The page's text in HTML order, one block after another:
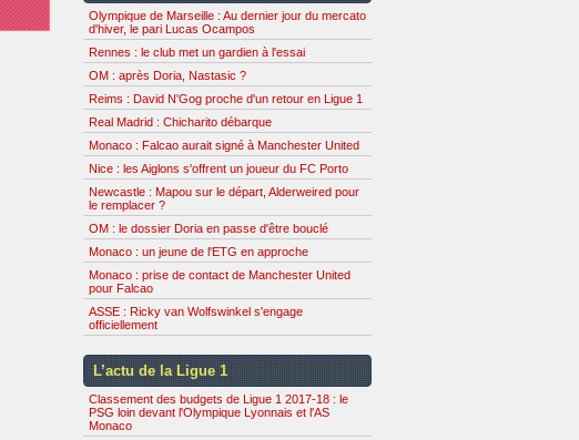
Olympique de Marseille : Au dernier jour du mercato
d'hiver, le pari Lucas Ocampos
Rennes : le club met un gardien à l'essai
OM : après Doria, Nastasic ?
Reims : David N'Gog proche d'un retour en Ligue 1
Real Madrid : Chicharito débarque
Monaco : Falcao aurait signé à Manchester United
Nice : les Aiglons s'offrent un joueur du FC Porto
Newcastle : Mapou sur le départ, Alderweired pour
le remplacer ?
OM : le dossier Doria en passe d'être bouclé
Monaco : un jeune de l'ETG en approche
Monaco : prise de contact de Manchester United
pour Falcao
ASSE : Ricky van Wolfswinkel s'engage
officiellement
L’actu de la Ligue 1
Classement des budgets de Ligue 1 2017-18 : le
PSG loin devant l'Olympique Lyonnais et l'AS
Monaco